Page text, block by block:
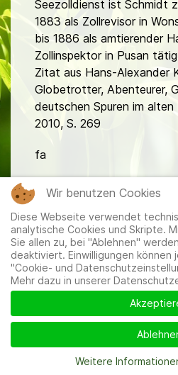
Seezolldienst ist Schmidt
1883 als Zollrevisor in
bis 1886 als amtierender
Zollinspektor in Pusan
Zitat aus Hans-Alexander
Globetrotter, Abenteurer,
deutschen Spuren im alten
2010, S. 269
fa
Mitglieder|Impressum|
und
Wir benutzen Cookies
Diese Webseite verwendet
analytische Cookies und Skripte.
Sie allen zu, bei "Ablehnen"
deaktiviert. Einwilligungen
"Cookie- und
Mehr dazu in unserer
Weitere